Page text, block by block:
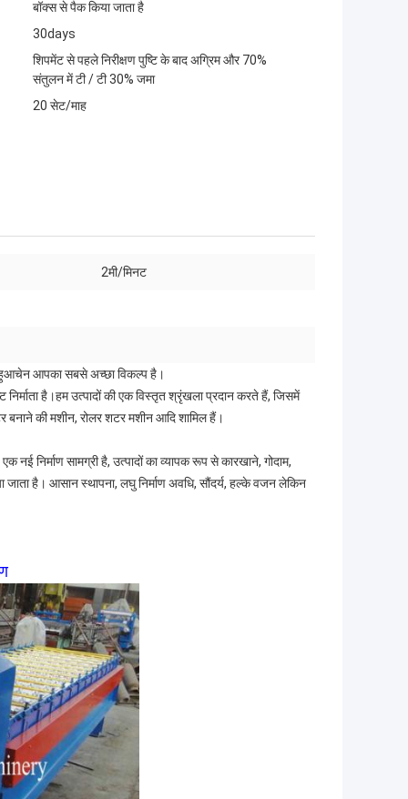
बॉक्स से पैक किया जाता है
30days
शिपमेंट से पहले निरीक्षण पुष्टि के बाद अग्रिम और 70%
संतुलन में टी / टी 30% जमा
20 सेट/माह
2मी/मिनट
आपका सबसे अच्छा विकल्प है।
है।हम उत्पादों की एक विस्तृत श्रृंखला प्रदान करते हैं, जिसमें
की मशीन, रोलर शटर मशीन आदि शामिल हैं।
नई निर्माण सामग्री है, उत्पादों का व्यापक रूप से कारखाने, गोदाम,
जाता है। आसान स्थापना, लघु निर्माण अवधि, सौंदर्य, हल्के वजन लेकिन